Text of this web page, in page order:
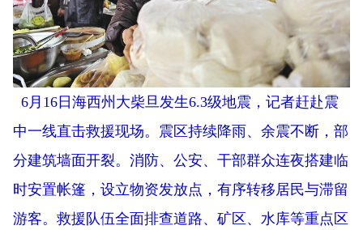
6月16日海西州大柴旦发生6.3级地震，记者赶赴震
中一线直击救援现场。震区持续降雨、余震不断，部
分建筑墙面开裂。消防、公安、干部群众连夜搭建临
时安置帐篷，设立物资发放点，有序转移居民与滞留
游客。救援队伍全面排查道路、矿区、水库等重点区